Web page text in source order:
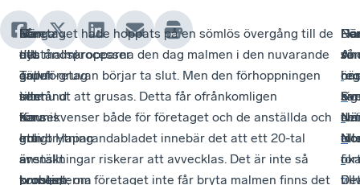
Långa
tillståndsprocesser
är
inte
bara
ett
svenskt
problem.
Men
ett
gruvföretag
som
Kaunis
Iron
är
tvunget
När
det
gäller
tillstånd
för
gruvbrytning
är
processerna
Företaget hade hoppats på en sömlös övergång till de
nya malmkropparna den dag malmen i den nuvarande
Tapuli-gruvan börjar ta slut. Men den förhoppningen
ser nu ut att grusas. Detta får ofrånkomligen
konsekvenser både för företaget och de anställda och
enligt Haparandabladet innebär det att ett 20-tal
anställningar riskerar att avvecklas. Det är inte så
konstigt; om företaget inte får bryta malmen finns det
vi
i
n
t
e
r
v
sig
För
så
här
det